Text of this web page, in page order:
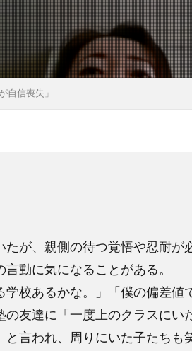
自信喪失」
が、親側の待つ覚悟や忍耐が
動に気になることがある。
学校あるかな。」「僕の偏差値
友達に「一度上のクラスにい
言われ、周りにいた子たちも